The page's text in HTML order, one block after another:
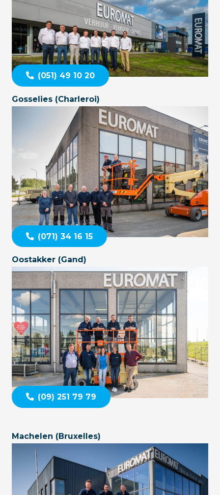
(051) 49 10 20
Gosselies (Charleroi)
(071) 34 16 15
Oostakker (Gand)
(09) 251 79 79
Machelen (Bruxelles)